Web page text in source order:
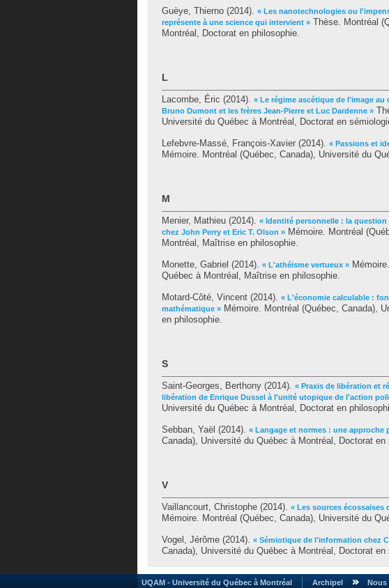
Guèye, Thierno (2014). « Les nanotechnologies ou
représente à une science qui intervient » Thèse. Montréal
Montréal, Doctorat en philosophie.
L
Lacombe, Éric (2014). « Le régime ascétique de l'image au
Bruno Dumont et les frères Jean-Pierre et Luc Dardenne »
Université du Québec à Montréal, Doctorat en
Lefebvre-Massé, François-Xavier (2014). « Passions et
Mémoire. Montréal (Québec, Canada), Université du
M
Menier, Mathieu (2014). « Identité personnelle : la
chez John Perry et Eric T. Olson » Mémoire. Montréal
Montréal, Maîtrise en philosophie.
Monette, Gabriel (2014). « L'athéisme vertueux »
Québec à Montréal, Maîtrise en philosophie.
Motard-Côté, Vincent (2014). « L'économie calculable :
mathématique » Mémoire. Montréal (Québec, Canada),
en philosophie.
S
Saint-Georges, Berthony (2014). « Praxis de libération et
libération de Enrique Dussel à l'unité utopique de l'action
Université du Québec à Montréal, Doctorat en
Sebban, Yaël (2014). « Langage et normes : une approche
Canada), Université du Québec à Montréal, Doctorat en
V
Vaillancourt, Christophe (2014). « Les sources écossaises
Mémoire. Montréal (Québec, Canada), Université du
Vogel, Jérôme (2014). « Sémiotique de l'information chez
Canada), Université du Québec à Montréal, Doctorat en
UQAM - Université du Québec à Montréal Archipel Nous